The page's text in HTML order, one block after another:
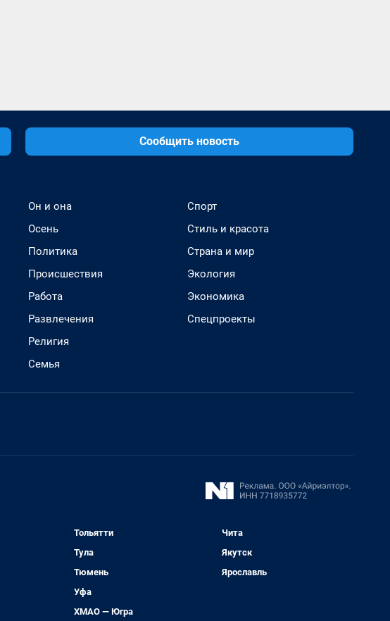
Сообщить новость
Он и она
Осень
Политика
Происшествия
Работа
Развлечения
Религия
Семья
Спорт
Стиль и красота
Страна и мир
Экология
Экономика
Спецпроекты
Тольятти
Тула
Тюмень
Уфа
ХМАО — Югра
Чита
Якутск
Ярославль